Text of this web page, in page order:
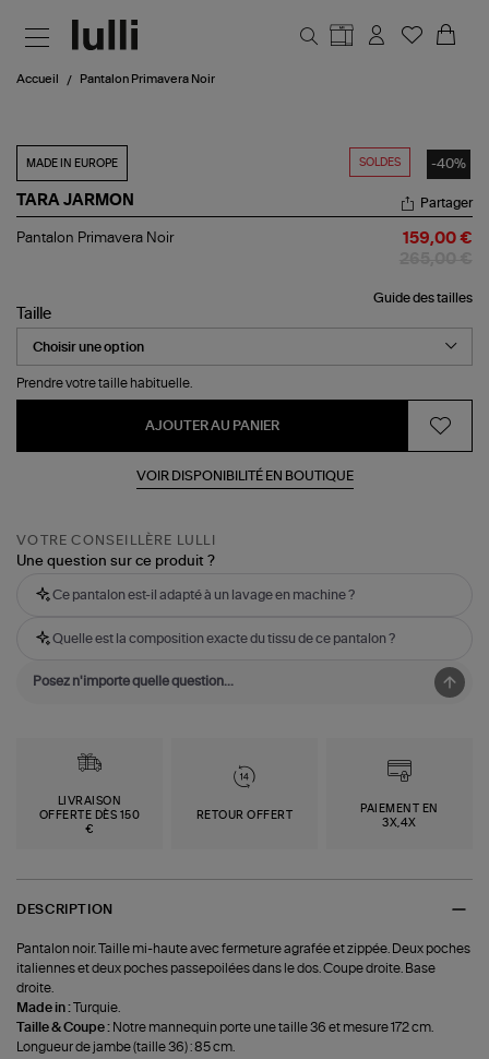
Accueil Pantalon Primavera Noir
SOLDES -40%
MADE IN EUROPE
TARA JARMON
Pantalon
Partager
Pantalon Primavera Noir 159,00 €
Guide des tailles
Taille
Prendre votre taille habituelle.
AJOUTER AU PANIER
VOIR DISPONIBILITÉ EN BOUTIQUE
VOTRE CONSEILLÈRE LULLI
Une question sur ce produit ?
Ce pantalon est-il adapté à un lavage en machine ?
Quelle est la composition exacte du tissu de ce pantalon ?
LIVRAISON
OFFERTE DÈS 150
€
RETOUR OFFERT
PAIEMENT EN
3X,4X
DESCRIPTION
Pantalon noir. Taille mi-haute avec fermeture agrafée et zippée. Deux poches
italiennes et deux poches passepoilées dans le dos. Coupe droite. Base
droite.
Made in :
Turquie.
Taille & Coupe : Notre mannequin porte une taille 36 et mesure 172 cm.
Longueur de jambe (taille 36) : 85 cm.